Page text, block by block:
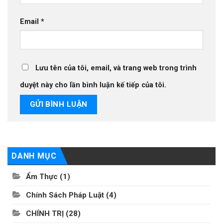
Email *
Lưu tên của tôi, email, và trang web trong trình
duyệt này cho lần bình luận kế tiếp của tôi.
DANH MỤC
Ẩm Thực (1)
Chính Sách Pháp Luật (4)
CHÍNH TRỊ (28)